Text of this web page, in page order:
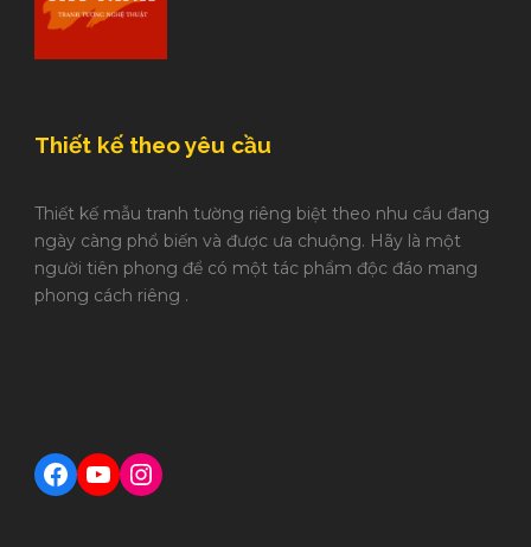
Thiết kế theo yêu cầu
Thiết kế mẫu tranh tường riêng biệt theo nhu cầu đang
ngày càng phổ biến và được ưa chuộng. Hãy là một
người tiên phong để có một tác phẩm độc đáo mang
phong cách riêng .
Facebook
YouTube
Instagram